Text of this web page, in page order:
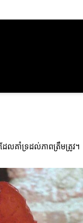
លគាំទ្រដល់ភាពត្រឹមត្រូវ។